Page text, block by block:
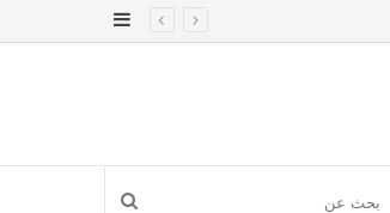
إضافة
بحث